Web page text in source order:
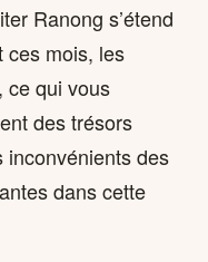
Ranong s’étend
ces mois, les
ce qui vous
des trésors
inconvénients des
dans cette